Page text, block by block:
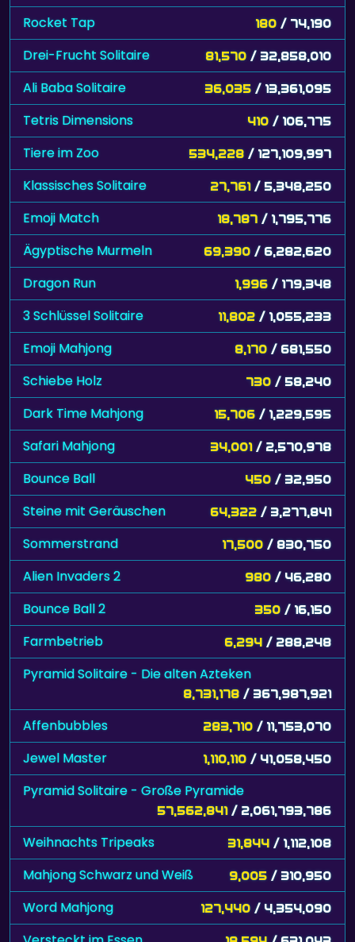
Rocket Tap 180 / 74,190
Drei-Frucht Solitaire 81,570 / 32,858,010
Ali Baba Solitaire 36,035 / 13,361,095
Tetris Dimensions 410 / 106,775
Tiere im Zoo 534,228 / 127,109,997
Klassisches Solitaire 27,761 / 5,348,250
Emoji Match 18,787 / 1,795,776
Ägyptische Murmeln 69,390 / 6,282,620
Dragon Run 1,996 / 179,348
3 Schlüssel Solitaire 11,802 / 1,055,233
Emoji Mahjong 8,170 / 681,550
Schiebe Holz 730 / 58,240
Dark Time Mahjong 15,706 / 1,229,595
Safari Mahjong 34,001 / 2,570,978
Bounce Ball 450 / 32,950
Steine mit Geräuschen 64,322 / 3,277,841
Sommerstrand 17,500 / 830,750
Alien Invaders 2 980 / 46,280
Bounce Ball 2 350 / 16,150
Farmbetrieb 6,294 / 288,248
Pyramid Solitaire - Die alten Azteken
8,731,178 / 367,987,921
Affenbubbles 283,710 / 11,753,070
Jewel Master 1,110,110 / 41,058,450
Pyramid Solitaire - Große Pyramide
57,562,841 / 2,061,793,786
Weihnachts Tripeaks 31,844 / 1,112,108
Mahjong Schwarz und Weiß 9,005 / 310,950
Word Mahjong 127,440 / 4,354,090